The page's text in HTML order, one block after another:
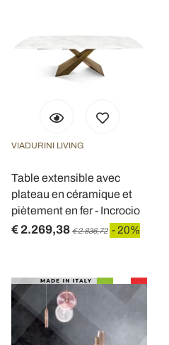
VIADURINI LIVING
Table extensible avec
plateau en céramique et
piètement en fer - Incrocio
€ 2.269,38 € 2.836,72 - 20%